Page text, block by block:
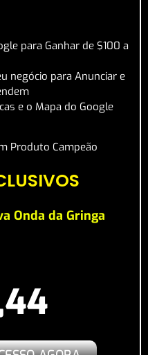
para Ganhar de $100 a
negócio para Anunciar e
e o Mapa do Google
Produto Campeão
Onda da Gringa